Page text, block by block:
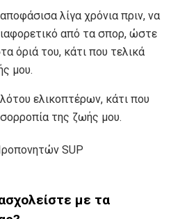
λίγα χρόνια πριν, να
από τα σπορ, ώστε
όριά του, κάτι που τελικά
μου.
ελικοπτέρων, κάτι που
της ζωής μου.
με τα